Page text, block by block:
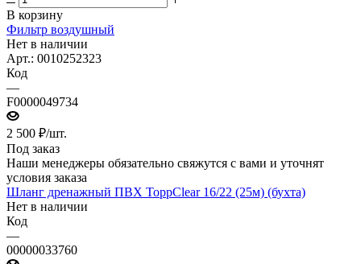
В корзину
Фильтр воздушный
Нет в наличии
Арт.: 0010252323
Код
—
F0000049734
2 500 ₽/шт.
Под заказ
Наши менеджеры обязательно свяжутся с вами и уточнят
условия заказа
Шланг дренажный ПВХ ToppClear 16/22 (25м) (бухта)
Нет в наличии
Код
—
00000033760